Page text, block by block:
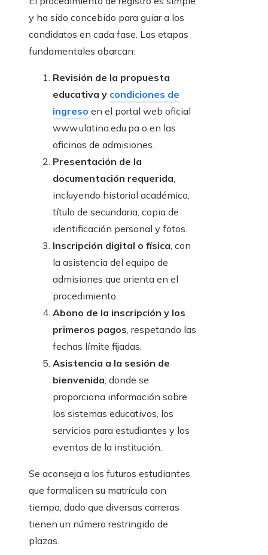
y ha sido concebido para guiar a los
candidatos en cada fase. Las etapas
fundamentales abarcan:
Revisión de la propuesta
educativa y condiciones de
ingreso en el portal web oficial
www.ulatina.edu.pa o en las
oficinas de admisiones.
Presentación de la
documentación requerida,
incluyendo historial académico,
título de secundaria, copia de
identificación personal y fotos.
Inscripción digital o física, con
la asistencia del equipo de
admisiones que orienta en el
procedimiento.
Abono de la inscripción y los
primeros pagos, respetando las
fechas límite fijadas.
Asistencia a la sesión de
bienvenida, donde se
proporciona información sobre
los sistemas educativos, los
servicios para estudiantes y los
eventos de la institución.
Se aconseja a los futuros estudiantes
que formalicen su matrícula con
tiempo, dado que diversas carreras
tienen un número restringido de
plazas.